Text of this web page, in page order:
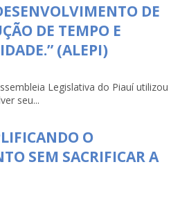
DE
DE TEMPO E
(ALEPI)
Legislativa do Piauí utilizou
seu...
O
SEM SACRIFICAR A